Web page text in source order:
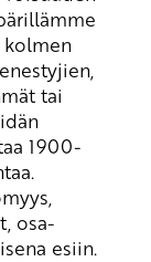
tai
1900-
osa-
esiin.